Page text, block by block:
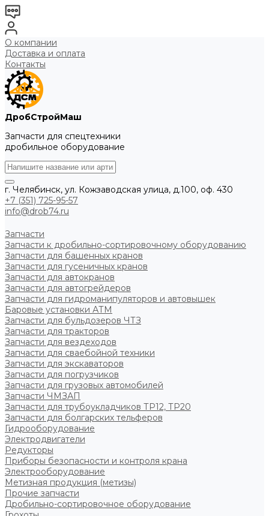
О компании
Доставка и оплата
Контакты
ДробСтройМаш
Запчасти для спецтехники
дробильное оборудование
г. Челябинск, ул. Кожзаводская улица, д.100, оф. 430
+7 (351) 725-95-57
info@drob74.ru
Запчасти
Запчасти к дробильно-сортировочному оборудованию
Запчасти для башенных кранов
Запчасти для гусеничных кранов
Запчасти для автокранов
Запчасти для автогрейдеров
Запчасти для гидроманипуляторов и автовышек
Баровые установки АТМ
Запчасти для бульдозеров ЧТЗ
Запчасти для тракторов
Запчасти для вездеходов
Запчасти для сваебойной техники
Запчасти для экскаваторов
Запчасти для погрузчиков
Запчасти для грузовых автомобилей
Запчасти ЧМЗАП
Запчасти для трубоукладчиков ТР12, ТР20
Запчасти для болгарских тельферов
Гидрооборудование
Электродвигатели
Редукторы
Приборы безопасности и контроля крана
Электрооборудование
Метизная продукция (метизы)
Прочие запчасти
Дробильно-сортировочное оборудование